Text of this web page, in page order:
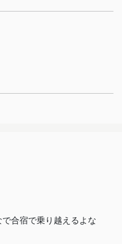
合宿で乗り越えるよな